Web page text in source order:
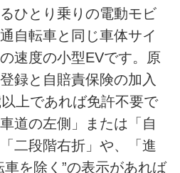
ひとり乗りの電動モビ
自転車と同じ車体サイ
速度の小型EVです。原
録と自賠責保険の加入
上であれば免許不要で
道の左側」または「自
二段階右折」や、「進
車を除く”の表示があれば